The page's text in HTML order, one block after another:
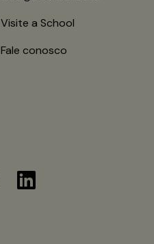
Visite a School
Fale conosco